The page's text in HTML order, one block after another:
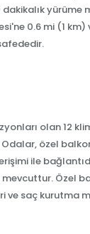
yürüme
0.6 mi (1 km)
olan 12
özel
ile
mevcuttur. Özel
ve saç kurutma